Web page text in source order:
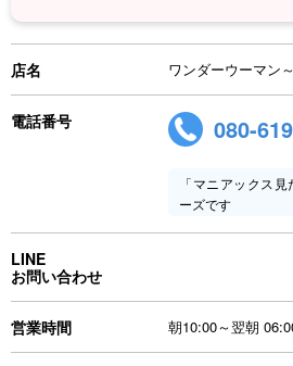
店名 ワンダーウーマン
電話番号 080-
「マニアックス
ーズです
LINE
お問い合わせ
営業時間 朝10:00～翌朝